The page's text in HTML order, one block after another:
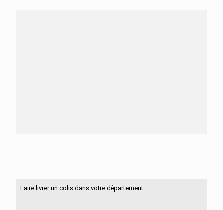
Faire livrer un colis dans votre département :